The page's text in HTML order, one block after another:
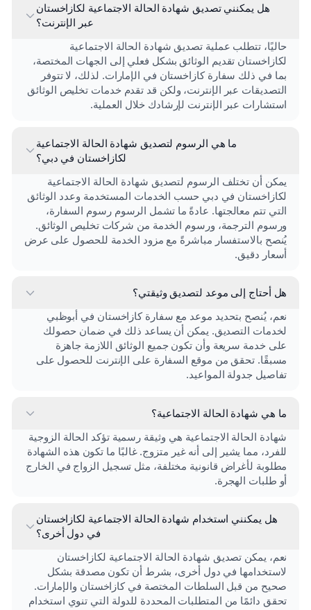
هل يمكنني تصديق شهادة الحالة الاجتماعية لكازاخستان
عبر الإنترنت؟
حاليًا، تتطلب عملية تصديق شهادة الحالة الاجتماعية
لكازاخستان تقديم الوثائق بشكل فعلي إلى الجهات المختصة،
بما في ذلك سفارة كازاخستان في الإمارات. لذلك، لا تتوفر
التصديقات عبر الإنترنت، ولكن قد تقدم خدمات تخليص الوثائق
استشارات عبر الإنترنت لإرشادك خلال العملية.
ما هي الرسوم لتصديق شهادة الحالة الاجتماعية
لكازاخستان في دبي؟
يمكن أن تختلف الرسوم لتصديق شهادة الحالة الاجتماعية
لكازاخستان في دبي حسب الخدمات المستخدمة وعدد الوثائق
التي تتم معالجتها. عادةً ما تشمل الرسوم رسوم السفارة،
ورسوم الترجمة، ورسوم الخدمة من شركات تخليص الوثائق.
يُنصح بالاستفسار مباشرةً مع مزود الخدمة للحصول على عرض
أسعار دقيق.
هل أحتاج إلى موعد لتصديق وثيقتي؟
نعم، يُنصح بتحديد موعد مع سفارة كازاخستان في أبوظبي
لخدمات التصديق. يمكن أن يساعد ذلك في ضمان حصولك
على خدمة سريعة وأن تكون جميع الوثائق اللازمة جاهزة
مسبقًا. تحقق من موقع السفارة على الإنترنت للحصول على
تفاصيل جدولة المواعيد.
ما هي شهادة الحالة الاجتماعية؟
شهادة الحالة الاجتماعية هي وثيقة رسمية تؤكد الحالة الزوجية
للفرد، مما يشير إلى أنه غير متزوج. غالبًا ما تكون هذه الشهادة
مطلوبة لأغراض قانونية مختلفة، مثل تسجيل الزواج في الخارج
أو طلبات الهجرة.
هل يمكنني استخدام شهادة الحالة الاجتماعية لكازاخستان
في دول أخرى؟
نعم، يمكن تصديق شهادة الحالة الاجتماعية لكازاخستان
لاستخدامها في دول أخرى، بشرط أن تكون مصدقة بشكل
صحيح من قبل السلطات المختصة في كازاخستان والإمارات.
تحقق دائمًا من المتطلبات المحددة للدولة التي تنوي استخدام